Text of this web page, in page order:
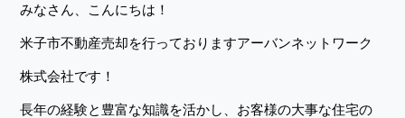
みなさん、こんにちは！
米子市不動産売却を行っておりますアーバンネットワーク
株式会社です！
長年の経験と豊富な知識を活かし、お客様の大事な住宅の